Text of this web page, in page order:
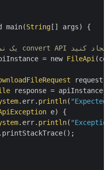
main(String [] args) {
= new FileApi
request
response =
.err.println (
ApiException e) {
.err.println (